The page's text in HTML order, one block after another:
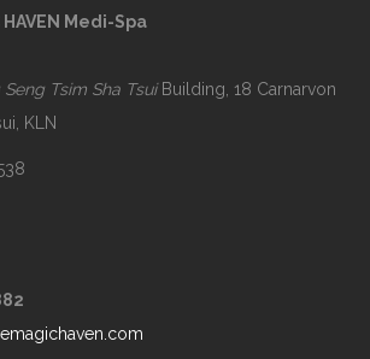
HAVEN Medi-Spa
Seng Tsim Sha TsuiBuilding, 18 Carnarvon
KLN